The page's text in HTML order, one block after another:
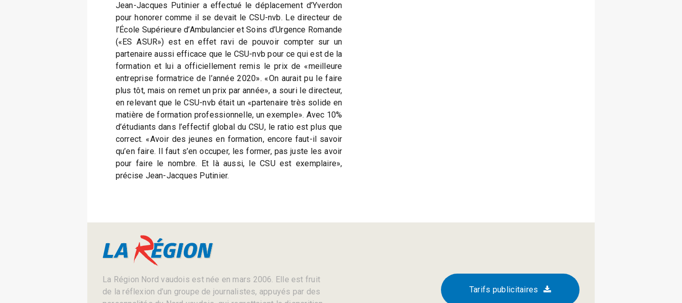
Jean-Jacques Putinier a effectué le déplacement d’Yverdon
pour honorer comme il se devait le CSU-nvb. Le directeur de
l’École Supérieure d’Ambulancier et Soins d’Urgence Romande
(«ES ASUR») est en effet ravi de pouvoir compter sur un
partenaire aussi efficace que le CSU-nvb pour ce qui est de la
formation et lui a officiellement remis le prix de «meilleure
entreprise formatrice de l’année 2020». «On aurait pu le faire
plus tôt, mais on remet un prix par année», a souri le directeur,
en relevant que le CSU-nvb était un «partenaire très solide en
matière de formation professionnelle, un exemple». Avec 10%
d’étudiants dans l’effectif global du CSU, le ratio est plus que
correct. «Avoir des jeunes en formation, encore faut-il savoir
qu’en faire. Il faut s’en occuper, les former, pas juste les avoir
pour faire le nombre. Et là aussi, le CSU est exemplaire»,
précise Jean-Jacques Putinier.
La Région Nord vaudois est née en mars 2006. Elle est fruit
de la réflexion d’un groupe de journalistes, appuyés par des
Tarifs publicitaires